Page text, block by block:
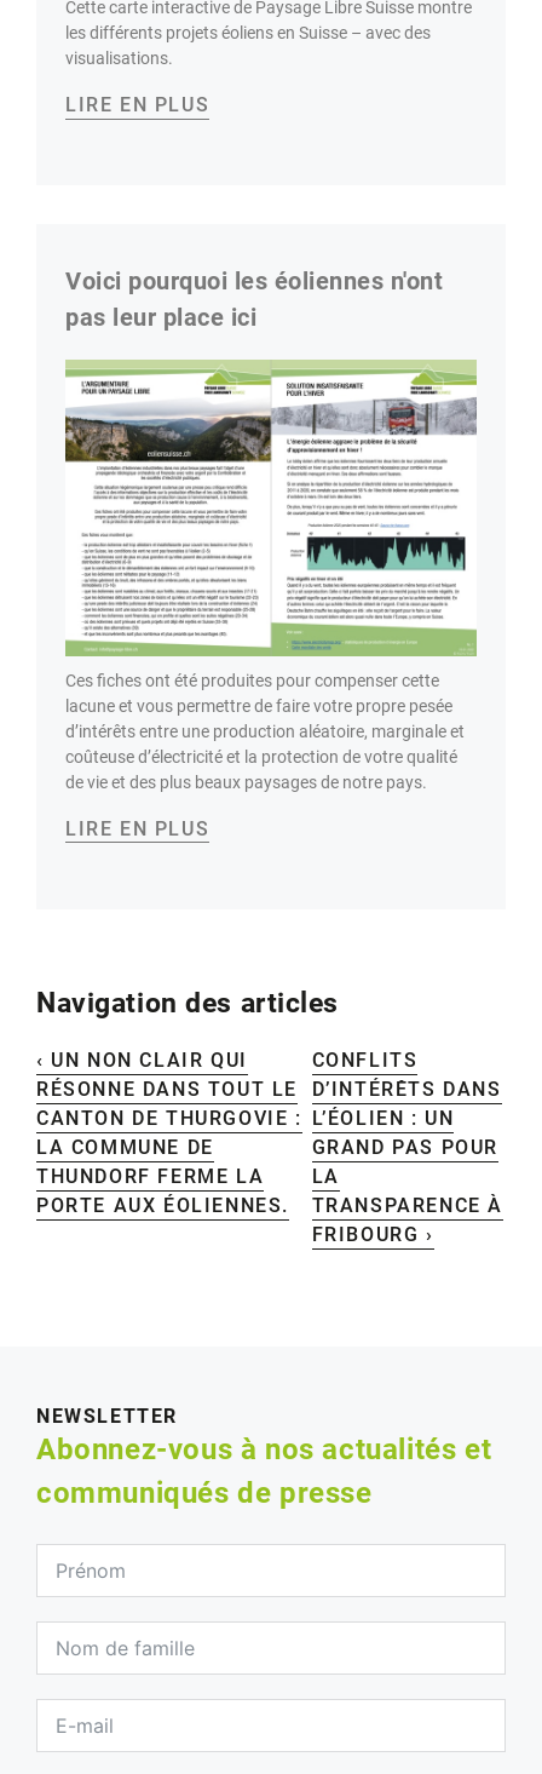
Cette carte interactive de Paysage Libre Suisse montre
les différents projets éoliens en Suisse – avec des
visualisations.
LIRE EN PLUS
Voici pourquoi les éoliennes n'ont
pas leur place ici
Ces fiches ont été produites pour compenser cette
lacune et vous permettre de faire votre propre pesée
d’intérêts entre une production aléatoire, marginale et
coûteuse d’électricité et la protection de votre qualité
de vie et des plus beaux paysages de notre pays.
LIRE EN PLUS
Navigation des articles
‹ UN NON CLAIR QUI
RÉSONNE DANS TOUT LE
CANTON DE THURGOVIE :
LA COMMUNE DE
THUNDORF FERME LA
PORTE AUX ÉOLIENNES.
CONFLITS
D’INTÉRÊTS DANS
L’ÉOLIEN : UN
GRAND PAS POUR
LA
TRANSPARENCE À
FRIBOURG ›
NEWSLETTER
Abonnez-vous à nos actualités et
communiqués de presse